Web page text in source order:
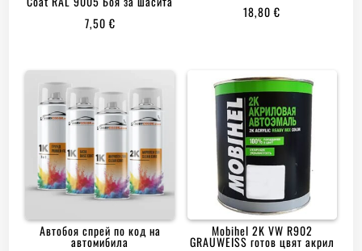
7,50€
18,80€
Автобоя спрей по код на
автомибила
Mobihеl 2K VW R902
GRAUWEISS готов цвят акрил